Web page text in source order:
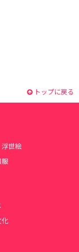
トップに戻る
浮世絵